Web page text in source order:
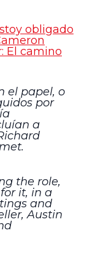
obligado
El camino
el papel, o
por
a
the role,
it, in a
and
Austin